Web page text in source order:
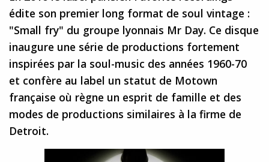
édite son premier long format de soul vintage :
"Small fry" du groupe lyonnais Mr Day. Ce disque
inaugure une série de productions fortement
inspirées par la soul-music des années 1960-70
et confère au label un statut de Motown
française où règne un esprit de famille et des
modes de productions similaires à la firme de
Detroit.